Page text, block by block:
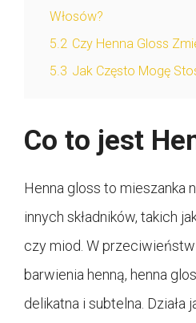
Włosów?
5.2 Czy Henna Gloss
5.3 Jak Często Mogę
Co to jest
Henna gloss to mieszanka
innych składników, takich
czy miod. W
barwienia henną, henna
delikatna i subtelna. Działa